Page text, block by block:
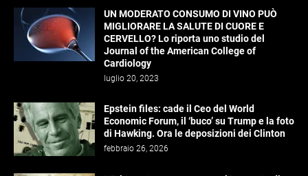
UN MODERATO CONSUMO DI VINO PUÒ
MIGLIORARE LA SALUTE DI CUORE E
CERVELLO? Lo riporta uno studio del
Journal of the American College of
Cardiology
luglio 20, 2023
Epstein files: cade il Ceo del World
Economic Forum, il ‘buco’ su Trump e la foto
di Hawking. Ora le deposizioni dei Clinton
febbraio 26, 2026